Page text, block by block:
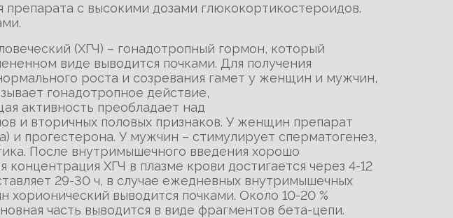
с высокими дозами глюкокортикостероидов.
(ХГЧ) – гонадотропный гормон, который
виде выводится почками. Для получения
роста и созревания гамет у женщин и мужчин,
гонадотропное действие,
активность преобладает над
и вторичных половых признаков. У женщин препарат
и прогестерона. У мужчин – стимулирует сперматогенез,
После внутримышечного введения хорошо
ХГЧ в плазме крови достигается через 4-12
29-30 ч, в случае ежедневных внутримышечных
выводится почками. Около 10-20 %
часть выводится в виде фрагментов бета-цепи.